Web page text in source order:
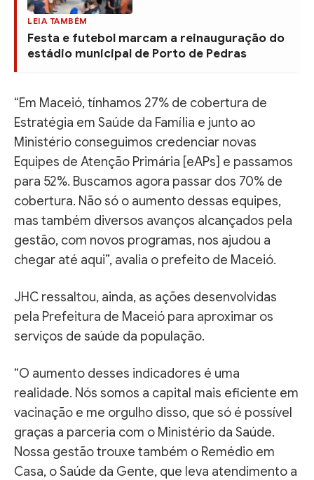
LEIA TAMBÉM
Festa e futebol marcam a reinauguração do
estádio municipal de Porto de Pedras
“Em Maceió, tínhamos 27% de cobertura de
Estratégia em Saúde da Família e junto ao
Ministério conseguimos credenciar novas
Equipes de Atenção Primária [eAPs] e passamos
para 52%. Buscamos agora passar dos 70% de
cobertura. Não só o aumento dessas equipes,
mas também diversos avanços alcançados pela
gestão, com novos programas, nos ajudou a
chegar até aqui”, avalia o prefeito de Maceió.
JHC ressaltou, ainda, as ações desenvolvidas
pela Prefeitura de Maceió para aproximar os
serviços de saúde da população.
“O aumento desses indicadores é uma
realidade. Nós somos a capital mais eficiente em
vacinação e me orgulho disso, que só é possível
graças a parceria com o Ministério da Saúde.
Nossa gestão trouxe também o Remédio em
Casa, o Saúde da Gente, que leva atendimento a